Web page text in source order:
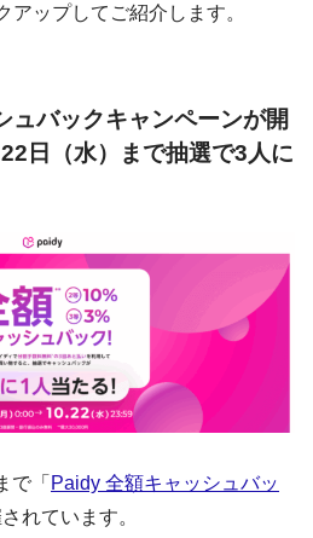
アップしてご紹介します。
ュバックキャンペーンが開
日（水）まで抽選で3人に
で「 Paidy 全額キャッシュバッ
れています。